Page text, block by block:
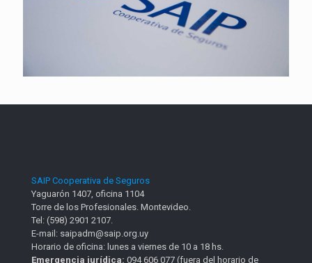
SAIP Cooperativa de Seguros
Yaguarón 1407, oficina 1104
Torre de los Profesionales. Montevideo.
Tel: (598) 2901 2107.
E-mail: saipadm@saip.org.uy
Horario de oficina: lunes a viernes de 10 a 18 hs.
Emergencia jurídica: 094 606 077 (fuera del horario de